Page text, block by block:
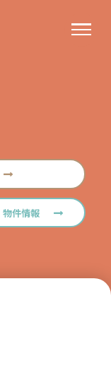
物件情報